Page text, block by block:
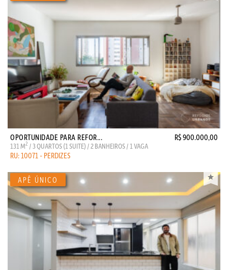
OPORTUNIDADE PARA REFOR... R$ 900.000,00
131 M2 / 3 QUARTOS (1 SUITE) / 2 BANHEIROS / 1 VAGA
RU: 10071 - PERDIZES